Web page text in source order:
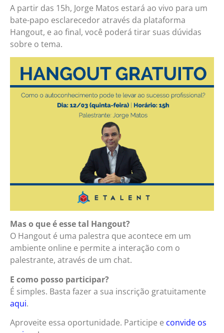
A partir das 15h, Jorge Matos estará ao vivo para um
bate-papo esclarecedor através da plataforma
Hangout, e ao final, você poderá tirar suas dúvidas
sobre o tema.
Mas o que é esse tal Hangout?
O Hangout é uma palestra que acontece em um
ambiente online e permite a interação com o
palestrante, através de um chat.
E como posso participar?
É simples. Basta fazer a sua inscrição gratuitamente
aqui.
Aproveite essa oportunidade. Participe e convide os